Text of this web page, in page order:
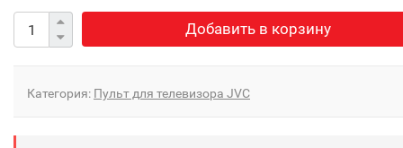
Добавить в корзину
Категория: Пульт для телевизора JVC